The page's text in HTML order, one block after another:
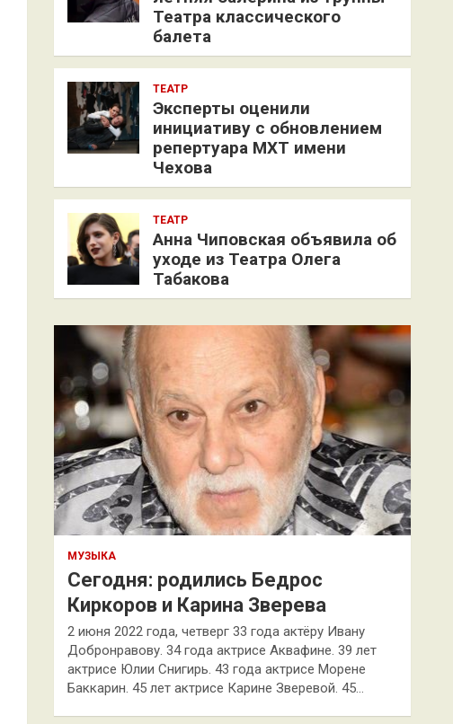
Театра классического
балета
ТЕАТР
Эксперты оценили
инициативу с обновлением
репертуара МХТ имени
Чехова
ТЕАТР
Анна Чиповская объявила об
уходе из Театра Олега
Табакова
МУЗЫКА
Сегодня: родились Бедрос
Киркоров и Карина Зверева
2 июня 2022 года, четверг 33 года актёру Ивану
Добронравову. 34 года актрисе Аквафине. 39 лет
актрисе Юлии Снигирь. 43 года актрисе Морене
Баккарин. 45 лет актрисе Карине Зверевой. 45…